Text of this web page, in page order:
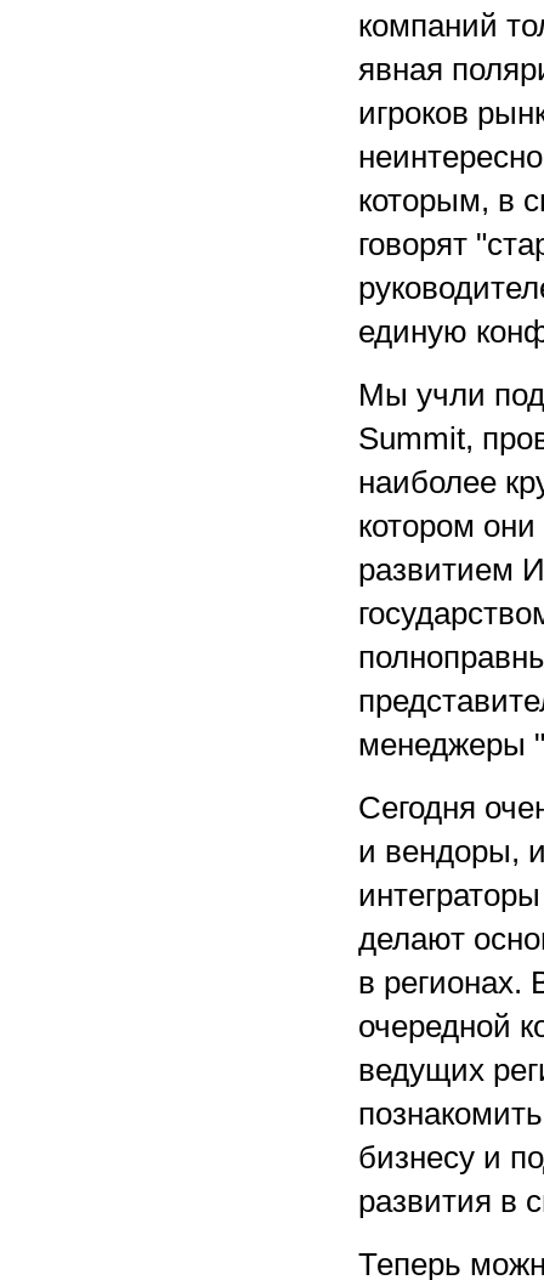
компаний
явная
игроков
которым, в
говорят
единую
Мы учли
Summit,
наиболее
котором
развитием
менеджеры
Сегодня
и вендоры,
делают
в регионах.
очередной
ведущих
бизнесу и
развития в
Теперь